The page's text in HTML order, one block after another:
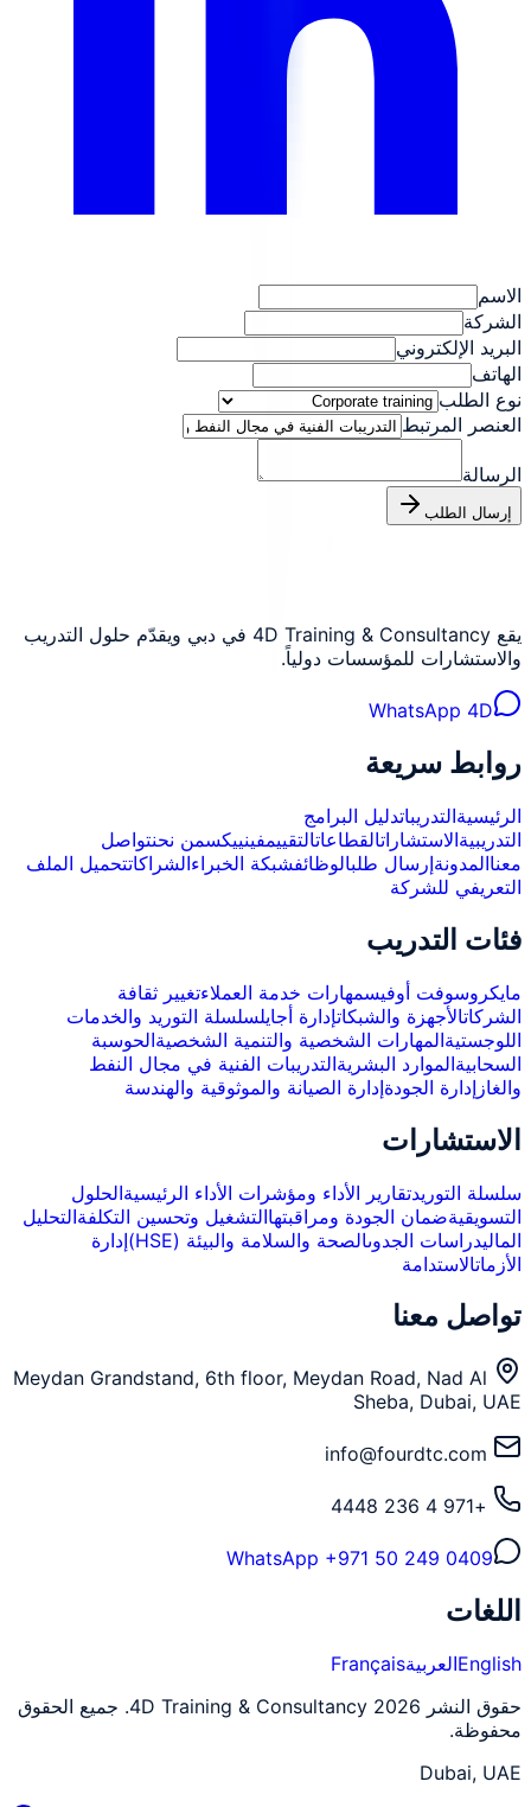
الاسم
الشركة
البريد الإلكتروني
الهاتف
نوع الطلب
العنصر المرتبط
الرسالة
إرسال الطلب
يقع 4D Training & Consultancy في دبي ويقدّم حلول التدريب
والاستشارات للمؤسسات دولياً.
WhatsApp 4D
روابط سريعة
الرئيسيةالتدريباتدليل البرامج
التدريبيةالاستشاراتالقطاعاتالتقييمفينييكسمن نحنتواصل
معناالمدونةإرسال طلبالوظائفشبكة الخبراءالشراكاتتحميل الملف
التعريفي للشركة
فئات التدريب
مايكروسوفت أوفيسمهارات خدمة العملاءتغيير ثقافة
الشركاتالأجهزة والشبكاتإدارة أجايلسلسلة التوريد والخدمات
اللوجستيةالمهارات الشخصية والتنمية الشخصيةالحوسبة
السحابيةالموارد البشريةالتدريبات الفنية في مجال النفط
والغاز إدارة الجودةإدارة الصيانة والموثوقية والهندسة
الاستشارات
سلسلة التوريدتقارير الأداء ومؤشرات الأداء الرئيسيةالحلول
التسويقيةضمان الجودة ومراقبتهاالتشغيل وتحسين التكلفةالتحليل
الماليدراسات الجدوىالصحة والسلامة والبيئة (HSE)
إدارة
الأزماتالاستدامة
تواصل معنا
Meydan Grandstand, 6th floor, Meydan Road, Nad Al
Sheba, Dubai, UAE
info@fourdtc.com
+971 4 236 4448
WhatsApp +971 50 249 0409
اللغات
EnglishالعربيةFrançais
حقوق النشر 2026 4D Training & Consultancy. جميع الحقوق
محفوظة.
Dubai, UAE